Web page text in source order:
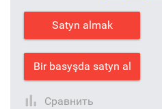
Satyn almak
Bir basyşda satyn al
Сравнить